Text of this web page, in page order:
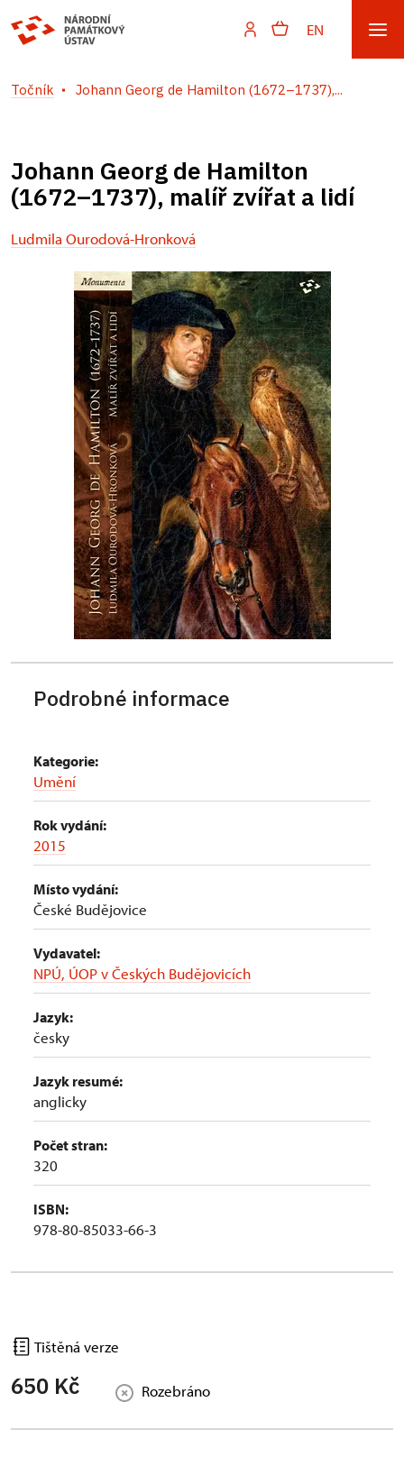
EN
Točník Johann Georg de Hamilton (1672–1737),...
Johann Georg de Hamilton
(1672–1737), malíř zvířat a lidí
Ludmila Ourodová-Hronková
Podrobné informace
Kategorie:
Umění
Rok vydání:
2015
Místo vydání:
České Budějovice
Vydavatel:
NPÚ, ÚOP v Českých Budějovicích
Jazyk:
česky
Jazyk resumé:
anglicky
Počet stran:
320
ISBN:
978-80-85033-66-3
Tištěná verze
650 Kč Rozebráno